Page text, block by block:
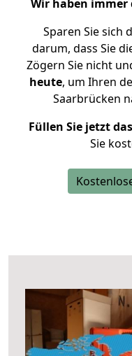
Wir haben immer
Sparen Sie sich
darum, dass Sie
Zögern Sie nicht
heute, um Ihren
Saarbrücken
Füllen Sie jetzt
Sie